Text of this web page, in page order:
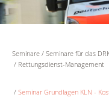
Seminare Seminare für das
Rettungsdienst-Management
Seminar Grundlagen KLN -